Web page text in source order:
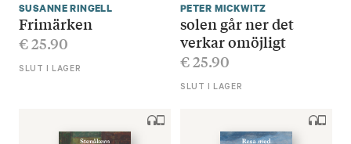
SUSANNE RINGELL
Frimärken
€25.90
SLUT I LAGER
PETER MICKWITZ
solen går ner det
verkar omöjligt
€25.90
SLUT I LAGER